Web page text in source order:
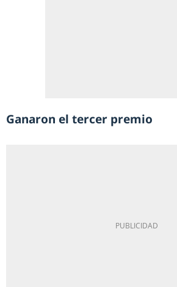
Ganaron el tercer premio